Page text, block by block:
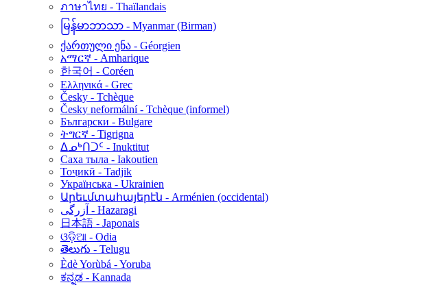
ภาษาไทย - Thaïlandais
မြန်မာဘာသာ - Myanmar (Birman)
ქართული ენა - Géorgien
አማርኛ - Amharique
한국어 - Coréen
Ελληνικά - Grec
Česky - Tchèque
Česky neformální - Tchèque (informel)
Български - Bulgare
ትግርኛ - Tigrigna
ᐃᓄᒃᑎᑐᑦ - Inuktitut
Саха тыла - Iakoutien
Тоҷикӣ - Tadjik
Українська - Ukrainien
Արեւմտահայերէն - Arménien (occidental)
آزرگی - Hazaragi
日本語 - Japonais
ଓଡ଼ିଆ - Odia
తెలుగు - Telugu
Èdè Yorùbá - Yoruba
ಕನ್ನಡ - Kannada